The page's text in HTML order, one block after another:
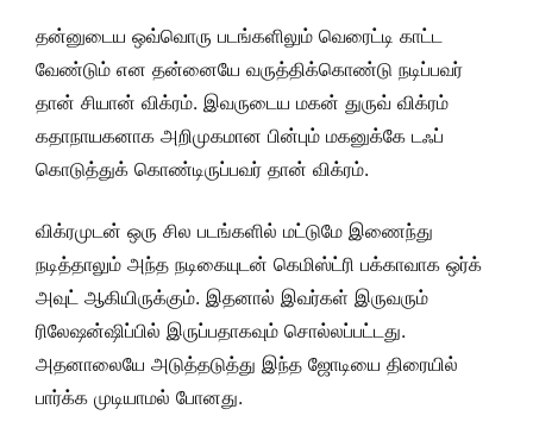
தன்னுடைய ஒவ்வொரு படங்களிலும் வெரைட்டி காட்ட
வேண்டும் என தன்னையே வருத்திக்கொண்டு நடிப்பவர்
தான் சியான் விக்ரம். இவருடைய மகன் துருவ் விக்ரம்
கதாநாயகனாக அறிமுகமான பின்பும் மகனுக்கே டஃப்
கொடுத்துக் கொண்டிருப்பவர் தான் விக்ரம்.
விக்ரமுடன் ஒரு சில படங்களில் மட்டுமே இணைந்து
நடித்தாலும் அந்த நடிகையுடன் கெமிஸ்ட்ரி பக்காவாக ஒர்க்
அவுட் ஆகியிருக்கும். இதனால் இவர்கள் இருவரும்
ரிலேஷன்ஷிப்பில் இருப்பதாகவும் சொல்லப்பட்டது.
அதனாலையே அடுத்தடுத்து இந்த ஜோடியை திரையில்
பார்க்க முடியாமல் போனது.